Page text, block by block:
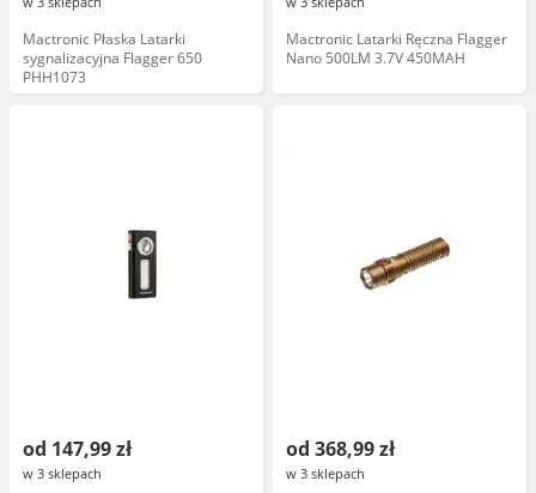
Mactronic Płaska Latarki
sygnalizacyjna Flagger 650
PHH1073
Mactronic Latarki Ręczna Flagger
Nano 500LM 3.7V 450MAH
od 147,99 zł
w 3 sklepach
od 368,99 zł
w 3 sklepach